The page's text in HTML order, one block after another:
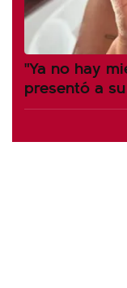
"Ya no hay
presentó a